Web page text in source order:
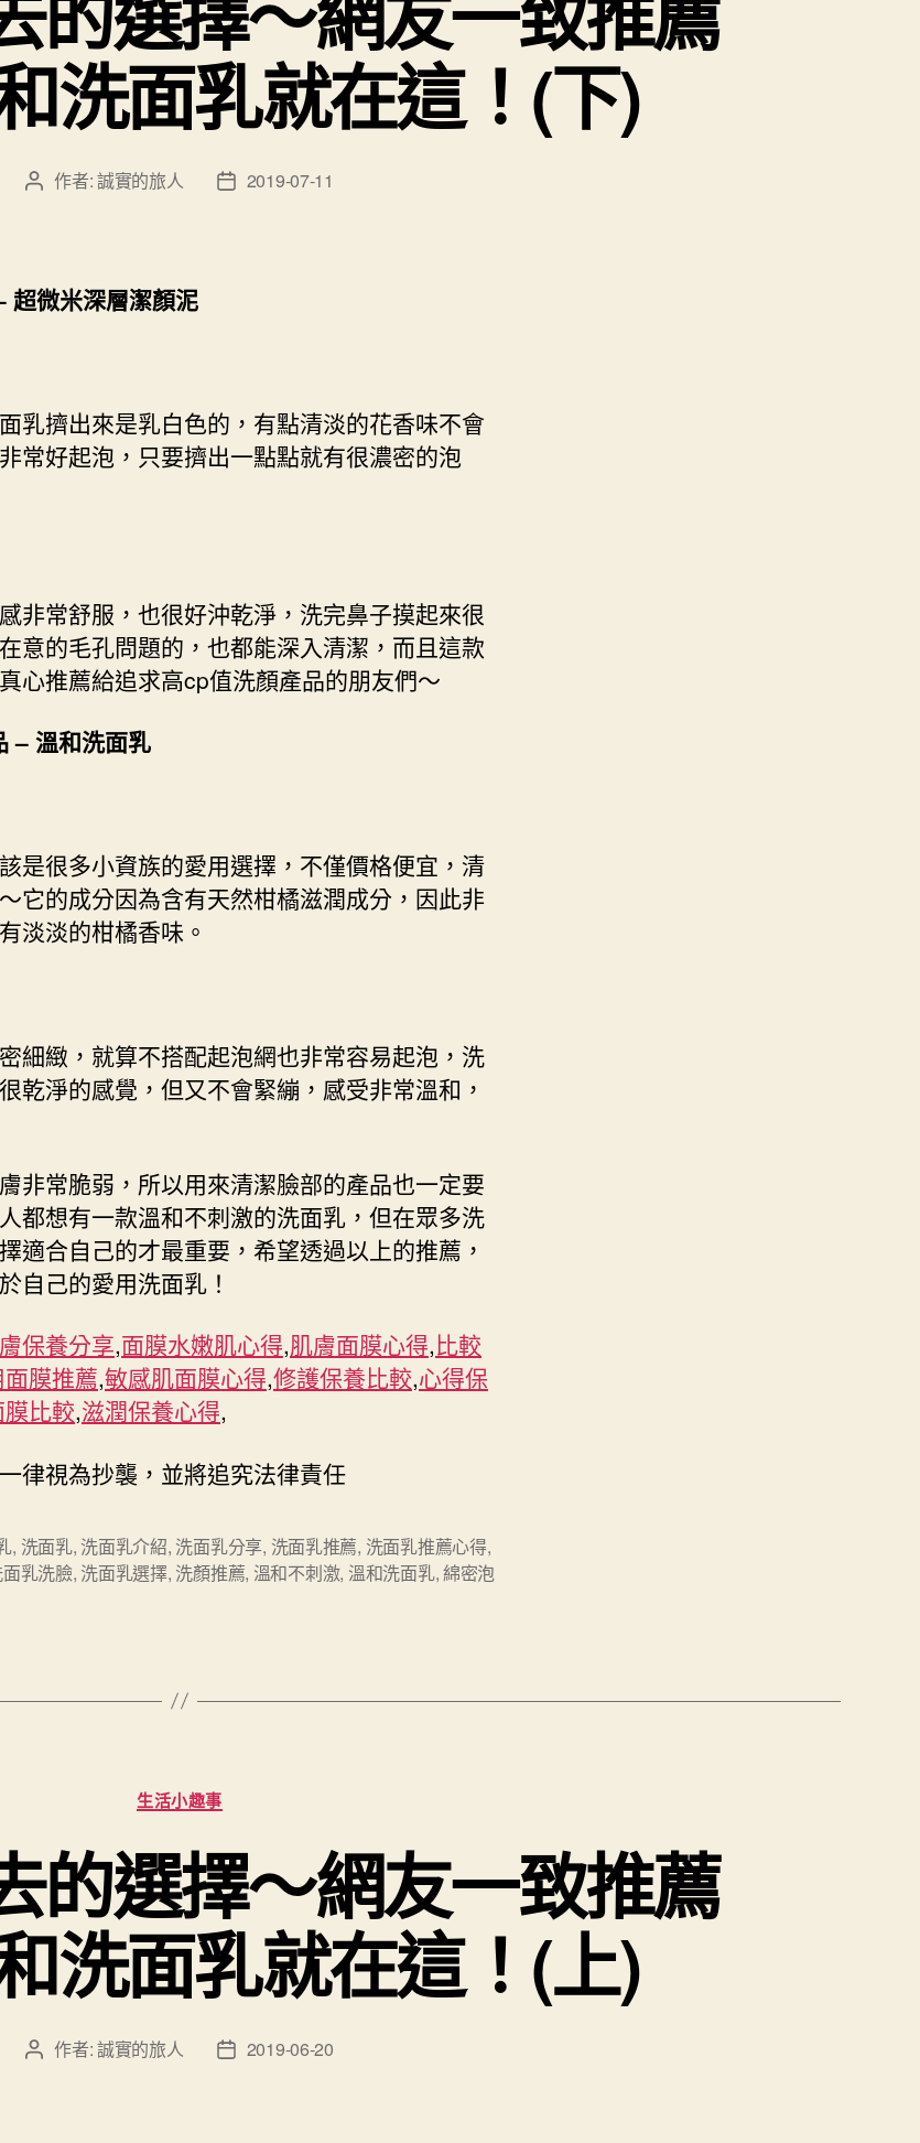
洗面乳就在這！(下)
文 作者:誠實的旅人
文 2019-07-11
超微米深層潔顏泥
乳擠出來是乳白色的，有點清淡的花香味不會
常好起泡，只要擠出一點點就有很濃密的泡
非常舒服，也很好沖乾淨，洗完鼻子摸起來很
意的毛孔問題的，也都能深入清潔，而且這款
心推薦給追求高cp值洗顏產品的朋友們～
–溫和洗面乳
是很多小資族的愛用選擇，不僅價格便宜，清
它的成分因為含有天然柑橘滋潤成分，因此非
淡淡的柑橘香味。
細緻，就算不搭配起泡網也非常容易起泡，洗
乾淨的感覺，但又不會緊繃，感受非常溫和，
非常脆弱，所以用來清潔臉部的產品也一定要
都想有一款溫和不刺激的洗面乳，但在眾多洗
適合自己的才最重要，希望透過以上的推薦，
自己的愛用洗面乳！
保養分享,面膜水嫩肌心得,肌膚面膜心得,比較
膜推薦,敏感肌面膜心得,修護保養比較,心得保
比較,滋潤保養心得,
律視為抄襲，並將追究法律責任
, 洗面乳, 洗面乳介紹, 洗面乳分享, 洗面乳推薦, 洗面乳推薦心得,
乳洗臉, 洗面乳選擇, 洗顏推薦, 溫和不刺激, 溫和洗面乳,綿密泡
分
類
生活小趣事
的選擇～網友一致推薦
洗面乳就在這！(上)
文 作者:誠實的旅人
文 2019-06-20